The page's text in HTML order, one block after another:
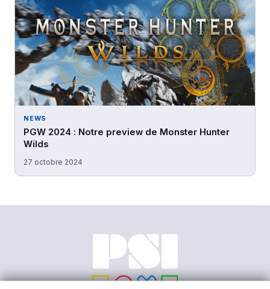
NEWS
PGW 2024 : Notre preview de Monster Hunter
Wilds
27 octobre 2024